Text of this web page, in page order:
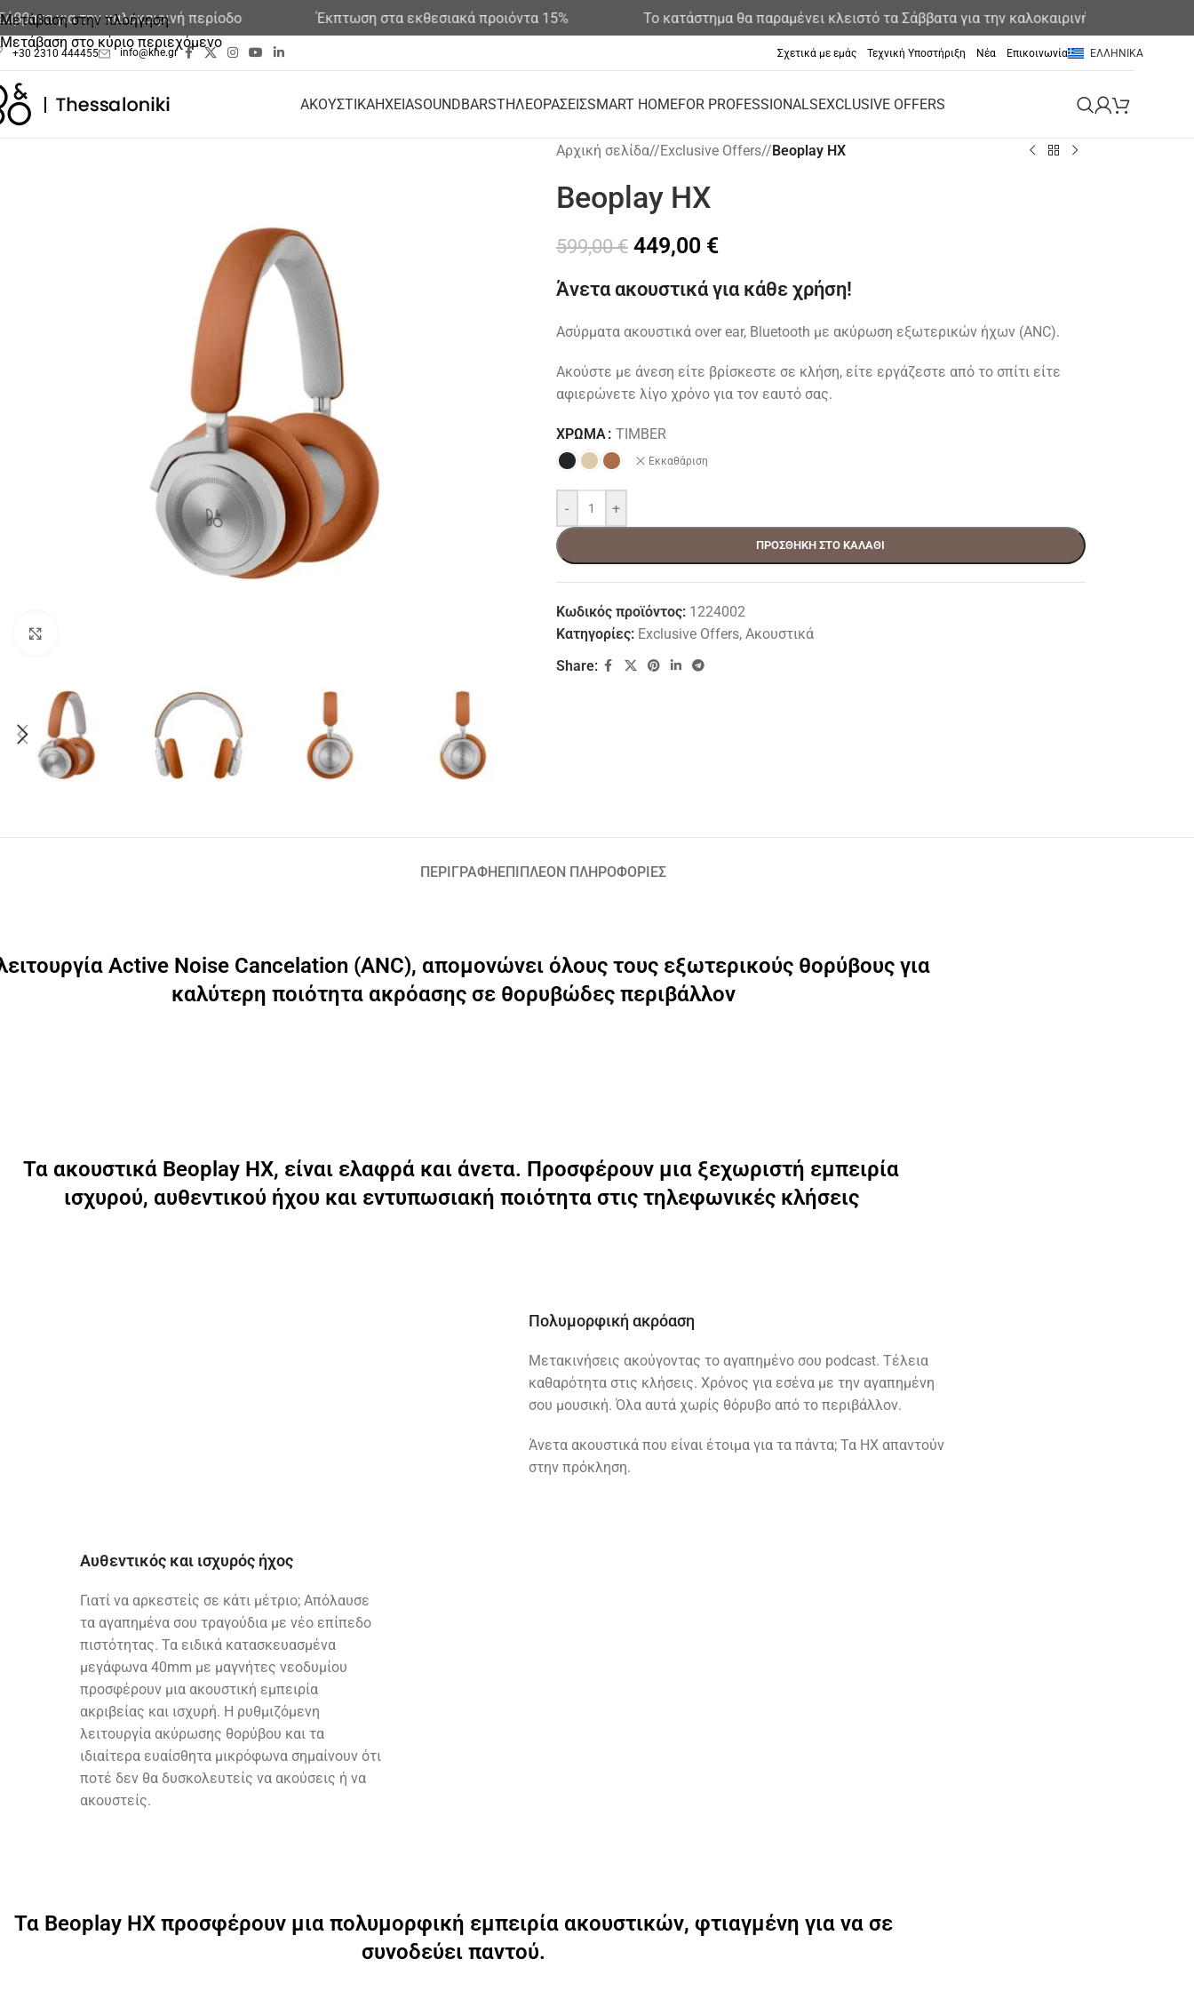
Μετάβαση στην πλοήγηση
Μετάβαση στο κύριο περιεχόμενο
για την καλοκαιρινή περίοδο Έκπτωση στα εκθεσιακά προιόντα 15% Το κατάστημα θα παραμένει κλειστό τα Σάββατα για την καλοκαιρινή περίοδο
+30 2310 444455 info@khe.gr Σχετικά με εμάς Τεχνική Υποστήριξη Νέα Επικοινωνία ΕΛΛΗΝΙΚΆ
ΑΚΟΥΣΤΙΚΑΗΧΕΙΑSOUNDBARSΤΗΛΕΟΡΑΣΕΙΣSMART HOMEFOR PROFESSIONALSEXCLUSIVE OFFERS
Αρχική σελίδα/ Exclusive Offers/ Beoplay HX
Beoplay HX
599,00€ 449,00 €
Άνετα ακουστικά για κάθε χρήση!
Ασύρματα ακουστικά over ear, Bluetooth με ακύρωση εξωτερικών ήχων (ANC).
Ακούστε με άνεση είτε βρίσκεστε σε κλήση, είτε εργάζεστε από το σπίτι είτε
αφιερώνετε λίγο χρόνο για τον εαυτό σας.
ΧΡΏΜΑ TIMBER
Εκκαθάριση
- +
ΠΡΟΣΘΉΚΗ ΣΤΟ ΚΑΛΆΘΙ
Κωδικός προϊόντος: 1224002
Κατηγορίες: Exclusive Offers, Ακουστικά
Share:
ΠΕΡΙΓΡΑΦΉΕΠΙΠΛΈΟΝ ΠΛΗΡΟΦΟΡΊΕΣ
Active Noise Cancelation (ANC), απομονώνει όλους τους εξωτερικούς θορύβους για
καλύτερη ποιότητα ακρόασης σε θορυβώδες περιβάλλον
Τα ακουστικά Beoplay ΗΧ, είναι ελαφρά και άνετα. Προσφέρουν μια ξεχωριστή εμπειρία
ισχυρού, αυθεντικού ήχου και εντυπωσιακή ποιότητα στις τηλεφωνικές κλήσεις
Πολυμορφική ακρόαση
Μετακινήσεις ακούγοντας το αγαπημένο σου podcast. Τέλεια
καθαρότητα στις κλήσεις. Χρόνος για εσένα με την αγαπημένη
σου μουσική. Όλα αυτά χωρίς θόρυβο από το περιβάλλον.
Άνετα ακουστικά που είναι έτοιμα για τα πάντα; Τα HX απαντούν
στην πρόκληση.
Αυθεντικός και ισχυρός ήχος
Γιατί να αρκεστείς σε κάτι μέτριο; Απόλαυσε
τα αγαπημένα σου τραγούδια με νέο επίπεδο
πιστότητας. Τα ειδικά κατασκευασμένα
μεγάφωνα 40mm με μαγνήτες νεοδυμίου
προσφέρουν μια ακουστική εμπειρία
ακριβείας και ισχυρή. Η ρυθμιζόμενη
λειτουργία ακύρωσης θορύβου και τα
ιδιαίτερα ευαίσθητα μικρόφωνα σημαίνουν ότι
ποτέ δεν θα δυσκολευτείς να ακούσεις ή να
ακουστείς.
Τα Beoplay HX προσφέρουν μια πολυμορφική εμπειρία ακουστικών, φτιαγμένη για να σε
συνοδεύει παντού.